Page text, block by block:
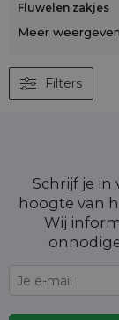
Fluwelen zakjes
Meer weergeven
Filters
Schrijf je in
hoogte van
Wij